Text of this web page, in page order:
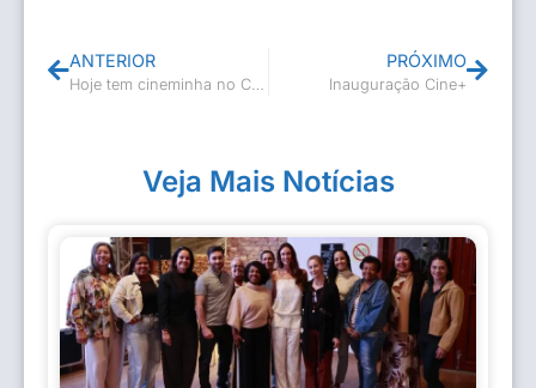
ANTERIOR PRÓXIMO
Inauguração Cine+
Veja Mais Notícias